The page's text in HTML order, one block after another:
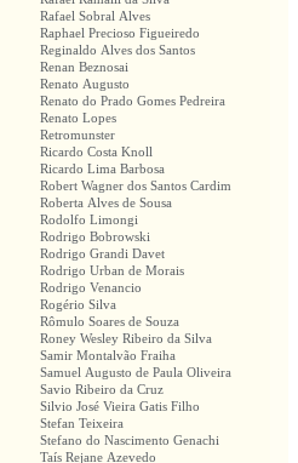
Rafael Sobral Alves
Raphael Precioso Figueiredo
Reginaldo Alves dos Santos
Renan Beznosai
Renato Augusto
Renato do Prado Gomes Pedreira
Renato Lopes
Retromunster
Ricardo Costa Knoll
Ricardo Lima Barbosa
Robert Wagner dos Santos Cardim
Roberta Alves de Sousa
Rodolfo Limongi
Rodrigo Bobrowski
Rodrigo Grandi Davet
Rodrigo Urban de Morais
Rodrigo Venancio
Rogério Silva
Rômulo Soares de Souza
Roney Wesley Ribeiro da Silva
Samir Montalvão Fraiha
Samuel Augusto de Paula Oliveira
Savio Ribeiro da Cruz
Silvio José Vieira Gatis Filho
Stefan Teixeira
Stefano do Nascimento Genachi
Taís Rejane Azevedo